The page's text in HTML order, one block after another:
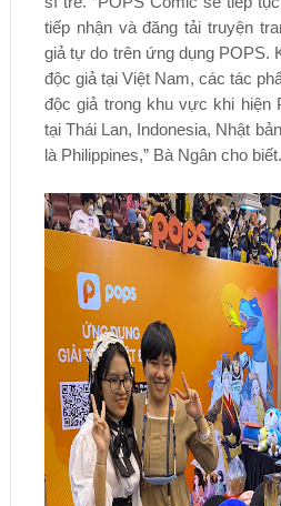
tiếp nhận và đăng tải truyện
giả tự do trên ứng dụng POPS.
độc giả tại Việt Nam, các tác
độc giả trong khu vực khi hiện
tại Thái Lan, Indonesia, Nhật
là Philippines,” Bà Ngân cho biết.